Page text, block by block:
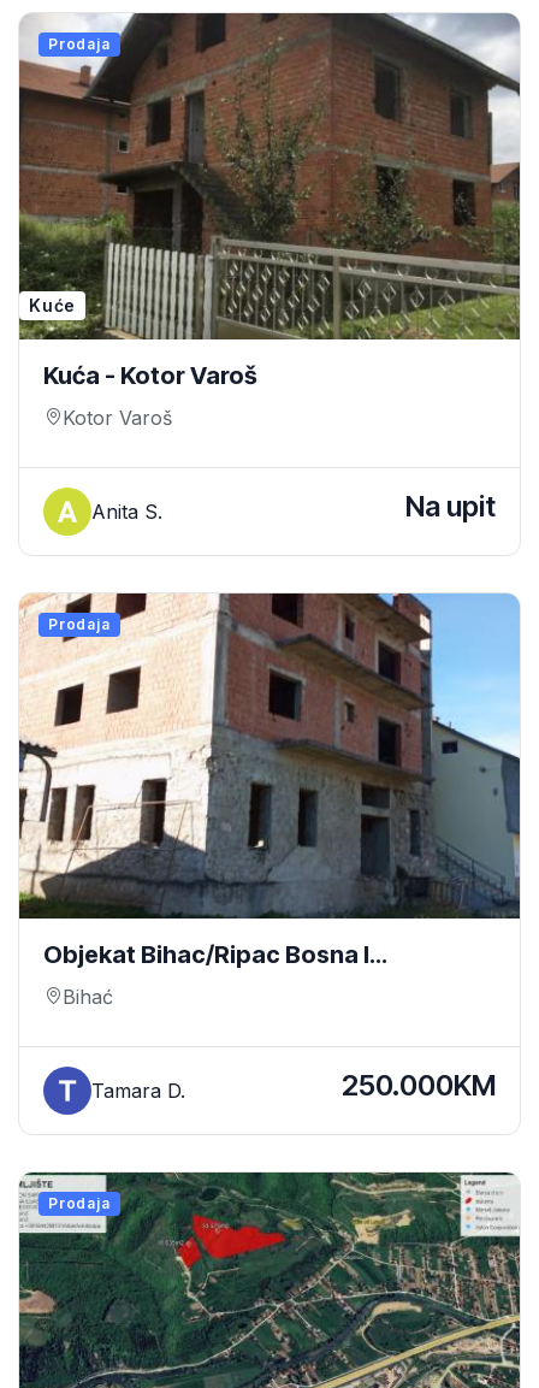
Prodaja
Kuće
Kuća - Kotor Varoš
Kotor Varoš
Anita S. Na upit
Prodaja
Objekat Bihac/Ripac Bosna I
Hercegovina
Bihać
Tamara D. 250.000KM
Prodaja